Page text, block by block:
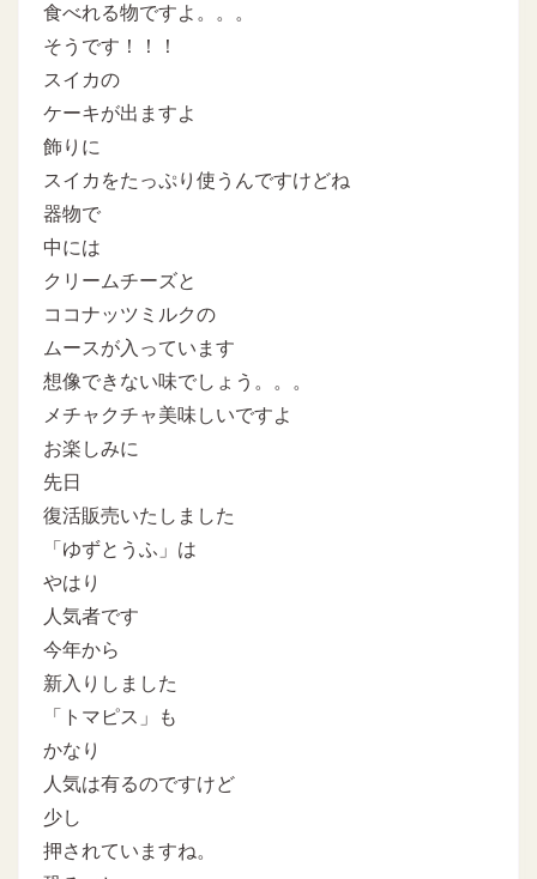
食べれる物ですよ。。。
そうです！！！
スイカの
ケーキが出ますよ
飾りに
スイカをたっぷり使うんですけどね
器物で
中には
クリームチーズと
ココナッツミルクの
ムースが入っています
想像できない味でしょう。。。
メチャクチャ美味しいですよ
お楽しみに
先日
復活販売いたしました
「ゆずとうふ」は
やはり
人気者です
今年から
新入りしました
「トマピス」も
かなり
人気は有るのですけど
少し
押されていますね。